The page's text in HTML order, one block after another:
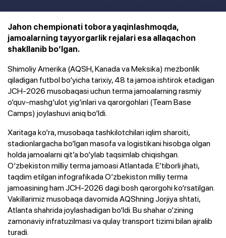
​Jahon chempionati tobora yaqinlashmoqda,
jamoalarning tayyorgarlik rejalari esa allaqachon
shakllanib bo‘lgan.
​Shimoliy Amerika (AQSH, Kanada va Meksika) mezbonlik
qiladigan futbol bo‘yicha tarixiy, 48 ta jamoa ishtirok etadigan
JCH-2026 musobaqasi uchun terma jamoalarning rasmiy
o‘quv-mashg‘ulot yig‘inlari va qarorgohlari (Team Base
Camps) joylashuvi aniq bo‘ldi.
​Xaritaga ko‘ra, musobaqa tashkilotchilari iqlim sharoiti,
stadionlargacha bo‘lgan masofa va logistikani hisobga olgan
holda jamoalarni qit’a bo‘ylab taqsimlab chiqishgan.​
O‘zbekiston milliy terma jamoasi Atlantada. E’tiborli jihati,
taqdim etilgan infografikada O‘zbekiston milliy terma
jamoasining ham JCH-2026 dagi bosh qarorgohi ko‘rsatilgan.
Vakillarimiz musobaqa davomida AQShning Jorjiya shtati,
Atlanta shahrida joylashadigan bo‘ldi. Bu shahar o‘zining
zamonaviy infratuzilmasi va qulay transport tizimi bilan ajralib
turadi.​